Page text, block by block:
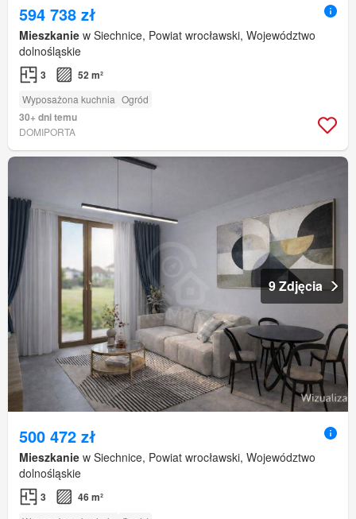
594 738 zł
Mieszkanie w Siechnice, Powiat wrocławski, Województwo
dolnośląskie
3 52 m²
Wyposażona kuchnia Ogród
30+ dni temu
DOMIPORTA
9 Zdjęcia
500 472 zł
Mieszkanie w Siechnice, Powiat wrocławski, Województwo
dolnośląskie
3 46 m²